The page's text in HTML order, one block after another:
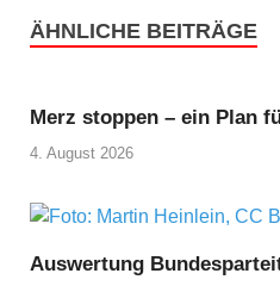
ÄHNLICHE BEITRÄGE
Merz stoppen – ein Plan
4. August 2026
Auswertung